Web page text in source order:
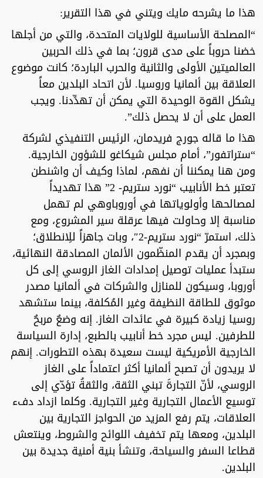
هذا ما يشرحه مايك ويتني في هذا التقرير:
“المصلحة الأساسية للولايات المتحدة، والتي من أجلها
خضنا حروباً على مدى قرون؛ بما في ذلك الحربين
العالميتين الأولى والثانية والحرب الباردة؛ كانت موضوع
العلاقة بين ألمانيا وروسيا. لأن اتحاد البلدين معاً
يشكل القوة الوحيدة التي يمكن أن تهدِّدنا. ويجب
العمل على أن لا يحصل ذلك”.
هذا ما قاله جورج فريدمان، الرئيس التنفيذي لشركة
“ستراتفور”، أمام مجلس شيكاغو للشؤون الخارجية.
ومن هنا يمكننا أن نفهم، لماذا وكيف أن واشنطن
تعتبر خط الأنابيب “نورد ستريم- 2” هذا تهديداً
لمصالحها وأولوياتها في أوروباوهي لم تهمل
مناسبة إلا وحاولت فيها عرقلة سير المشروع، ومع
ذلك، استمرّ “نورد ستريم-2″، وبات جاهزاً للِانطلاق؛
وبمجرد أن يقدم المنظّمون الألمان المصادقة النهائية،
ستبدأ عمليات توصيل إمدادات الغاز الروسي إلى كل
أوروبا، وسيكون للمنازل والشركات في ألمانيا مصدر
موثوق للطاقة النظيفة وغير المُكلفة، بينما ستشهد
روسيا زيادة كبيرة في عائدات الغاز. إنه وضعٌ مربحٌ
للطرفين. ليس مجرد خط أنابيب بالطبع، إدارة السياسة
الخارجية الأمريكية ليست سعيدة بهذه التطورات. إنهم
لا يريدون أن تصبح ألمانيا أكثر اعتماداً على الغاز
الروسي، لأنّ التجارةَ تبني الثقة، والثقةُ تؤدّي إلى
توسيع الأعمال التجارية وغير التجارية. وكلما ازداد دفء
العلاقات، يتم رفع المزيد من الحواجز التجارية بين
البلدين، ومعها يتم تخفيف اللوائح والشروط، وينتعش
قطاعا السفر والسياحة، وتنشأ بنية أمنية جديدة بين
البلدين.